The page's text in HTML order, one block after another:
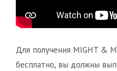
Для получения MIGHT &
бесплатно, вы должны